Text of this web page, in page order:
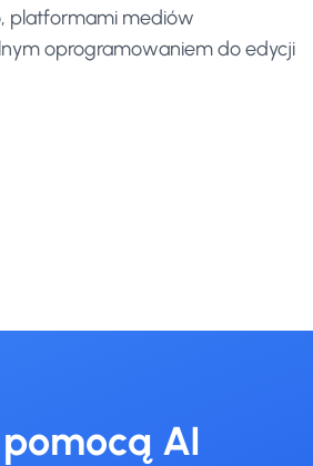
platformami mediów
oprogramowaniem do edycji
AI